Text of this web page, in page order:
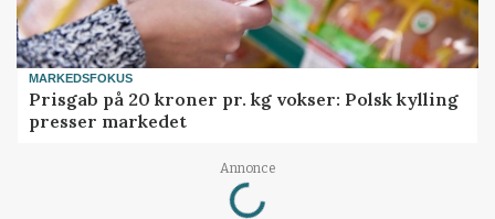
MARKEDSFOKUS
Prisgab på 20 kroner pr. kg vokser: Polsk kylling
presser markedet
Annonce
Loading...